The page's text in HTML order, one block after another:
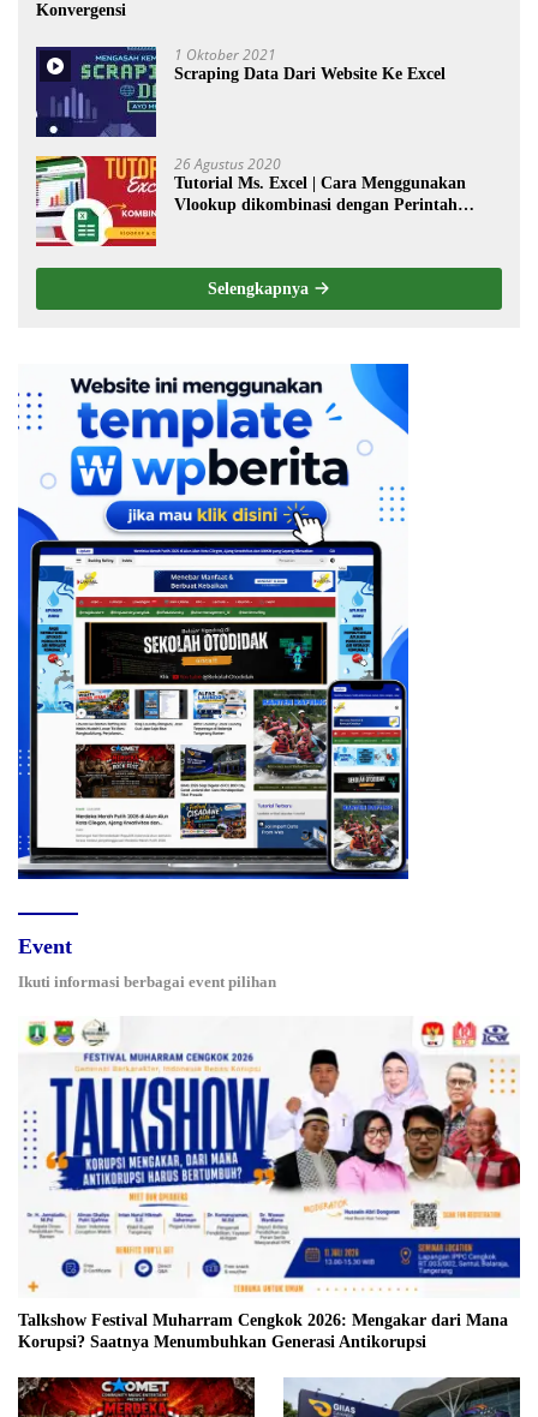
Konvergensi
1 Oktober 2021
Scraping Data Dari Website Ke Excel
26 Agustus 2020
Tutorial Ms. Excel | Cara Menggunakan
Vlookup dikombinasi dengan Perintah
Selengkapnya
Event
Ikuti informasi berbagai event pilihan
Talkshow Festival Muharram Cengkok 2026: Mengakar dari Mana
Korupsi? Saatnya Menumbuhkan Generasi Antikorupsi